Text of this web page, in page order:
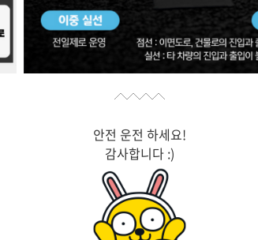
안전 운전 하세요!
감사합니다 :)